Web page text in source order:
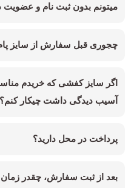
میتونم بدون ثبت نام و
چجوری قبل سفارش از سایز
اگر سایز کفشی که خریدم
آسیب دیدگی داشت چیکار کنم؟
پرداخت در محل دارید؟
بعد از ثبت سفارش، چقدر